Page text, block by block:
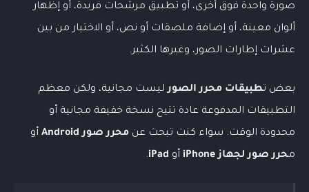
صورة واحدة فوق أخرى، أو تطبيق مرشحات فريدة، أو إظهار
ألوان معينة، أو إضافة ملصقات أو نص، أو الاختيار من بين
عشرات إطارات الصور، وغيرها الكثير.
بعض تطبيقات محرر الصورليست مجانية، ولكن معظم
التطبيقات المدفوعة عادة تتيح نسخة خفيفة مجانية أو
محدودة الوقت. سواء كنت تبحث عن محرر صور Android
أو
محرر صور لجهاز iPhone أو iPad
.